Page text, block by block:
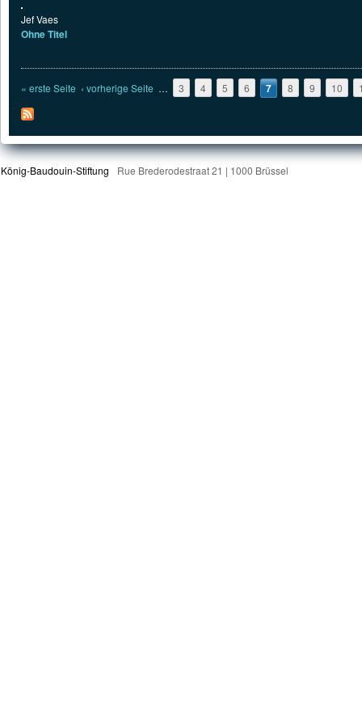
Jef Vaes
Ohne Titel
Seiten
« erste Seite ‹ vorherige Seite … 3 4 5 6 7 8 9 10
König-Baudouin-Stiftung Rue Brederodestraat 21 | 1000 Brüssel